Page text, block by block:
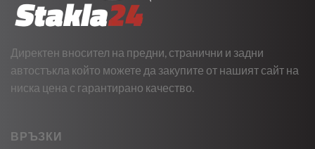
Директен вносител на предни, странични и задни
автостъкла който можете да закупите от нашият сайт на
ниска цена с гарантирано качество.
ВРЪЗКИ